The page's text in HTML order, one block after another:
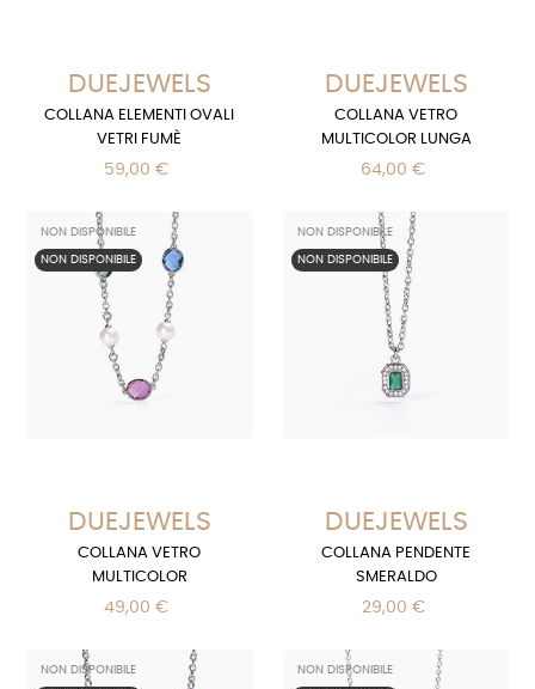
DUEJEWELS
COLLANA ELEMENTI OVALI
VETRI FUMÈ
59,00 €
DUEJEWELS
COLLANA VETRO
MULTICOLOR LUNGA
64,00 €
NON DISPONIBILE
NON DISPONIBILE
DUEJEWELS
COLLANA VETRO
MULTICOLOR
49,00 €
NON DISPONIBILE
NON DISPONIBILE
DUEJEWELS
COLLANA PENDENTE
SMERALDO
29,00 €
NON DISPONIBILE NON DISPONIBILE